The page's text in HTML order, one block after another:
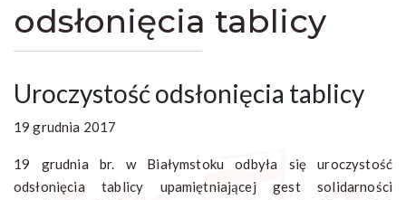
odsłonięcia tablicy
Uroczystość odsłonięcia tablicy
19 grudnia 2017
19 grudnia br. w Białymstoku odbyła się uroczystość
odsłonięcia tablicy upamiętniającej gest solidarności